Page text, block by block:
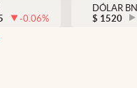
México
-0.06%
DÓLAR
$ 1520